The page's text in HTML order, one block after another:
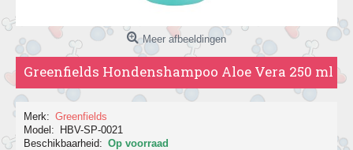
Meer afbeeldingen
Greenfields Hondenshampoo Aloe Vera 250 ml
Merk: Greenfields
Model:
HBV-SP-0021
Beschikbaarheid: Op voorraad